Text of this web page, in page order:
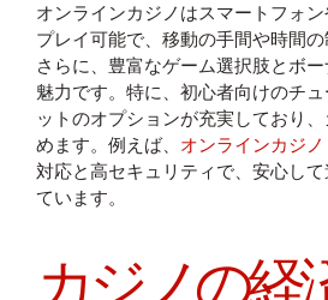
オンラインカジノはスマートフォ
プレイ可能で、移動の手間や時間の
さらに、豊富なゲーム選択肢とボ
魅力です。特に、初心者向けのチ
ットのオプションが充実しており
めます。例えば、 オンラインカジ
対応と高セキュリティで、安心し
ています。
カジノの経